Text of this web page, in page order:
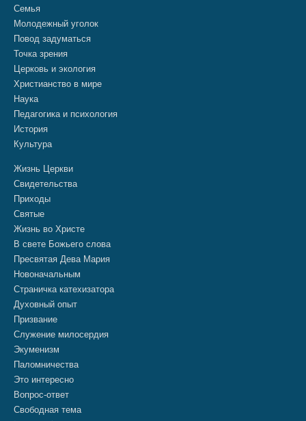
Семья
Молодежный уголок
Повод задуматься
Точка зрения
Церковь и экология
Христианство в мире
Наука
Педагогика и психология
История
Культура
Жизнь Церкви
Свидетельства
Приходы
Святые
Жизнь во Христе
В свете Божьего слова
Пресвятая Дева Мария
Новоначальным
Страничка катехизатора
Духовный опыт
Призвание
Служение милосердия
Экуменизм
Паломничества
Это интересно
Вопрос-ответ
Свободная тема